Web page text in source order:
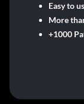
Easy to
More
+1000